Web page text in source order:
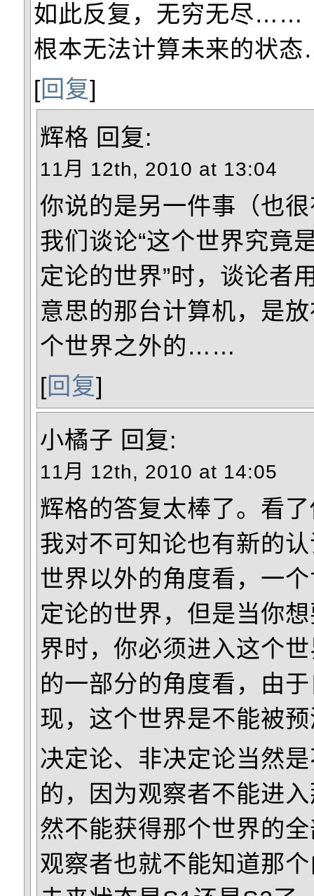
如此反复，无穷无尽……
根本无法计算未来的状
[回复]
辉格 回复:
11月 12th, 2010 at 13:04
你说的是另一件事（也
我们谈论“这个世界究竟
定论的世界”时，谈论者
意思的那台计算机，是
个世界之外的……
[回复]
小橘子 回复:
11月 12th, 2010 at 14:05
辉格的答复太棒了。看
我对不可知论也有新的
世界以外的角度看，一
定论的世界，但是当你
界时，你必须进入这个
的一部分的角度看，由
现，这个世界是不能被
决定论、非决定论当然
的，因为观察者不能进
然不能获得那个世界的
观察者也就不能知道那